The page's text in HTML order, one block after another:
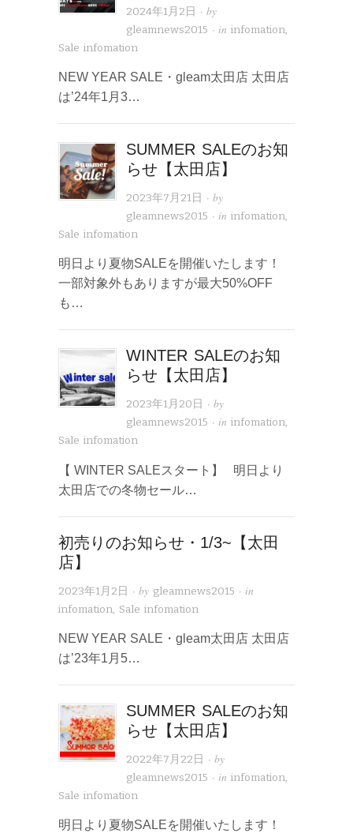
2024年1月2日 · by
gleamnews2015 · ininfomation,
Sale infomation
NEW YEAR SALE・gleam太田店 太田店
は’24年1月3…
SUMMER SALEのお知
らせ【太田店】
2023年7月21日 · by
gleamnews2015 · ininfomation,
Sale infomation
明日より夏物SALEを開催いたします！
一部対象外もありますが最大50%OFF
も…
WINTER SALEのお知
らせ【太田店】
2023年1月20日 · by
gleamnews2015 · ininfomation,
Sale infomation
【 WINTER SALEスタート】 明日より
太田店での冬物セール…
初売りのお知らせ・1/3~【太田
店】
2023年1月2日 · by gleamnews2015 · in
infomation, Sale infomation
NEW YEAR SALE・gleam太田店 太田店
は’23年1月5…
SUMMER SALEのお知
らせ【太田店】
2022年7月22日 · by
gleamnews2015 · ininfomation,
Sale infomation
明日より夏物SALEを開催いたします！